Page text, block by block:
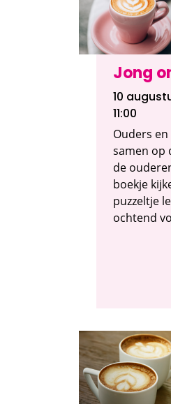
Jong
10
11:00
Ouders
samen op
de
boekje
puzzeltje
ochtend